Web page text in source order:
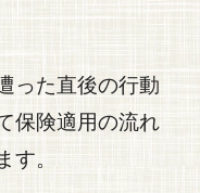
った直後の行動
保険適用の流れ
す。